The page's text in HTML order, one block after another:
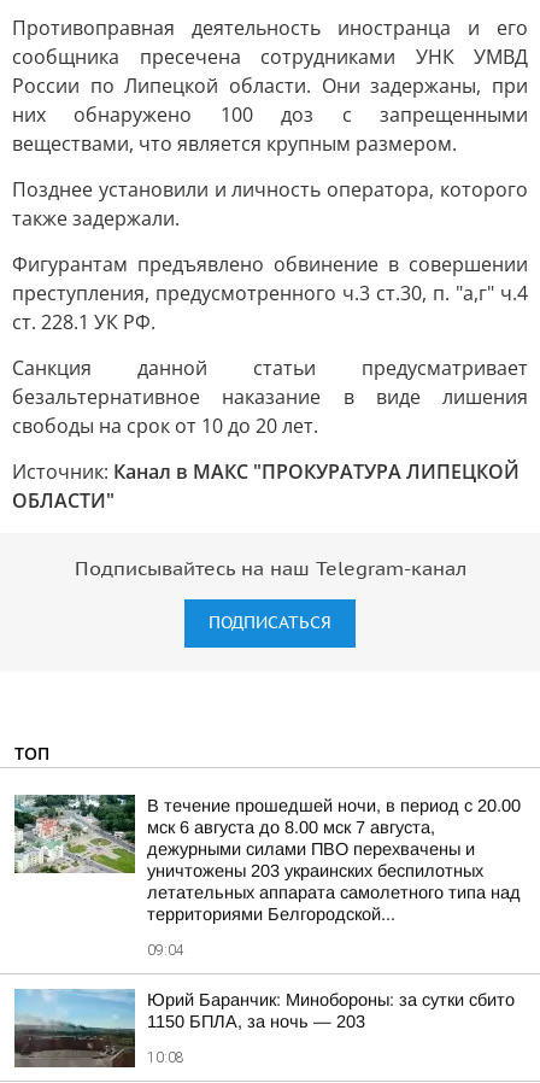
Противоправная деятельность иностранца и его
сообщника пресечена сотрудниками УНК УМВД
России по Липецкой области. Они задержаны, при
них обнаружено 100 доз с запрещенными
веществами, что является крупным размером.
Позднее установили и личность оператора, которого
также задержали.
Фигурантам предъявлено обвинение в совершении
преступления, предусмотренного ч.3 ст.30, п. "а,г" ч.4
ст. 228.1 УК РФ.
Санкция данной статьи предусматривает
безальтернативное наказание в виде лишения
свободы на срок от 10 до 20 лет.
Источник: Канал в МАКС "ПРОКУРАТУРА ЛИПЕЦКОЙ
ОБЛАСТИ"
Подписывайтесь на наш Telegram-канал
ПОДПИСАТЬСЯ
ТОП
В течение прошедшей ночи, в период с 20.00
мск 6 августа до 8.00 мск 7 августа,
дежурными силами ПВО перехвачены и
уничтожены 203 украинских беспилотных
летательных аппарата самолетного типа над
территориями Белгородской...
09:04
Юрий Баранчик: Минобороны: за сутки сбито
1150 БПЛА, за ночь — 203
10:08